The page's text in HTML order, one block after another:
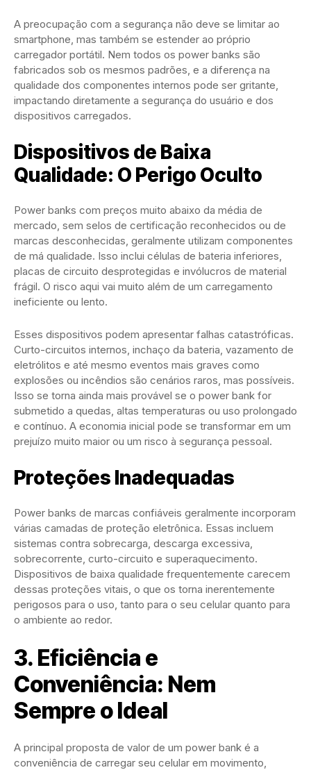
A preocupação com a segurança não deve se limitar ao
smartphone, mas também se estender ao próprio
carregador portátil. Nem todos os power banks são
fabricados sob os mesmos padrões, e a diferença na
qualidade dos componentes internos pode ser gritante,
impactando diretamente a segurança do usuário e dos
dispositivos carregados.
Dispositivos de Baixa
Qualidade: O Perigo Oculto
Power banks com preços muito abaixo da média de
mercado, sem selos de certificação reconhecidos ou de
marcas desconhecidas, geralmente utilizam componentes
de má qualidade. Isso inclui células de bateria inferiores,
placas de circuito desprotegidas e invólucros de material
frágil. O risco aqui vai muito além de um carregamento
ineficiente ou lento.
Esses dispositivos podem apresentar falhas catastróficas.
Curto-circuitos internos, inchaço da bateria, vazamento de
eletrólitos e até mesmo eventos mais graves como
explosões ou incêndios são cenários raros, mas possíveis.
Isso se torna ainda mais provável se o power bank for
submetido a quedas, altas temperaturas ou uso prolongado
e contínuo. A economia inicial pode se transformar em um
prejuízo muito maior ou um risco à segurança pessoal.
Proteções Inadequadas
Power banks de marcas confiáveis geralmente incorporam
várias camadas de proteção eletrônica. Essas incluem
sistemas contra sobrecarga, descarga excessiva,
sobrecorrente, curto-circuito e superaquecimento.
Dispositivos de baixa qualidade frequentemente carecem
dessas proteções vitais, o que os torna inerentemente
perigosos para o uso, tanto para o seu celular quanto para
o ambiente ao redor.
3. Eficiência e
Conveniência: Nem
Sempre o Ideal
A principal proposta de valor de um power bank é a
conveniência de carregar seu celular em movimento,